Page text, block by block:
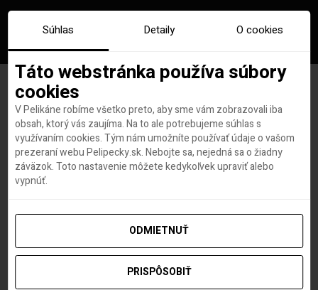
Značka:malorka plaze
Súhlas Detaily O cookies
Táto webstránka používa súbory
cookies
V Pelikáne robíme všetko preto, aby sme vám zobrazovali iba
obsah, ktorý vás zaujíma. Na to ale potrebujeme súhlas s
využívaním cookies. Tým nám umožníte používať údaje o vašom
prezeraní webu Pelipecky.sk. Nebojte sa, nejedná sa o žiadny
záväzok. Toto nastavenie môžete kedykoľvek upraviť alebo
vypnúť.
ODMIETNUŤ
PRISPÔSOBIŤ